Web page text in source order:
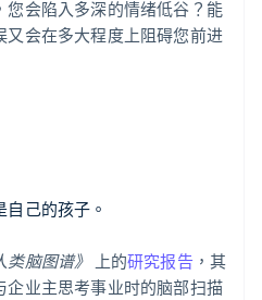
您会陷入多深的情绪低谷？能
会在多大程度上阻碍您前进
己的孩子。
类脑图谱》 上的研究报告 ，其
企业主思考事业时的脑部扫描